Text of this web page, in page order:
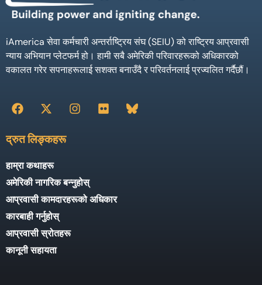
iAmerica सेवा कर्मचारी अन्तर्राष्ट्रिय संघ (SEIU) को राष्ट्रिय आप्रवासी
न्याय अभियान प्लेटफर्म हो। हामी सबै अमेरिकी परिवारहरूको अधिकारको
वकालत गरेर सपनाहरूलाई सशक्त बनाउँदै र परिवर्तनलाई प्रज्वलित गर्दैछौं।
द्रुत लिङ्कहरू
हाम्रा कथाहरू
अमेरिकी नागरिक बन्नुहोस्
आप्रवासी कामदारहरूको अधिकार
कारबाही गर्नुहोस्
आप्रवासी स्रोतहरू
कानूनी सहायता